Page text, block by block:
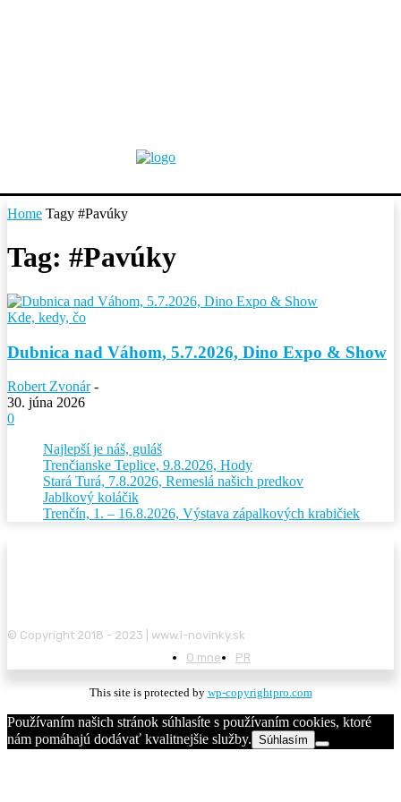
Home Tagy #Pavúky
Tag: #Pavúky
Kde, kedy, čo
Dubnica nad Váhom, 5.7.2026, Dino Expo & Show
Robert Zvonár -
30. júna 2026
0
Najlepší je náš, guláš
Trenčianske Teplice, 9.8.2026, Hody
Stará Turá, 7.8.2026, Remeslá našich predkov
Jablkový koláčik
Trenčín, 1. – 16.8.2026, Výstava zápalkových krabičiek
© Copyright 2018 - 2023 | www.i-novinky.sk
O mne
PR
This site is protected by wp-copyrightpro.com
Používaním našich stránok súhlasíte s používaním cookies, ktoré
nám pomáhajú dodávať kvalitnejšie služby. Súhlasím